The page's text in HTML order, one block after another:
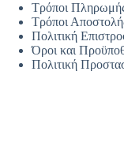
Τρόποι
Τρόποι
Πολιτική
Όροι και
Πολιτική